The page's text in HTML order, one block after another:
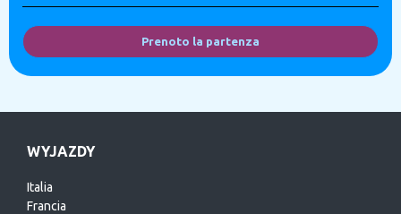
Prenoto la partenza
WYJAZDY
Italia
Francia